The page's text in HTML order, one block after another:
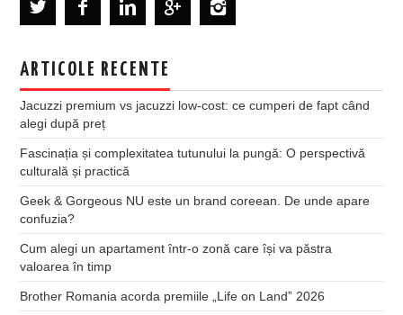
ARTICOLE RECENTE
Jacuzzi premium vs jacuzzi low-cost: ce cumperi de fapt când
alegi după preț
Fascinația și complexitatea tutunului la pungă: O perspectivă
culturală și practică
Geek & Gorgeous NU este un brand coreean. De unde apare
confuzia?
Cum alegi un apartament într-o zonă care își va păstra
valoarea în timp
Brother Romania acorda premiile „Life on Land” 2026